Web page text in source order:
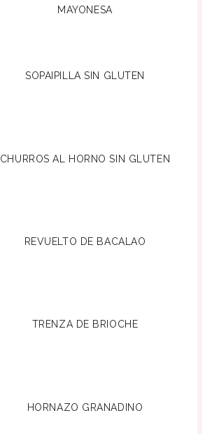
MAYONESA
SOPAIPILLA SIN GLUTEN
CHURROS AL HORNO SIN GLUTEN
REVUELTO DE BACALAO
TRENZA DE BRIOCHE
HORNAZO GRANADINO